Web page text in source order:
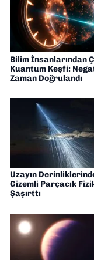
Bilim İnsanlarından
Kuantum Keşfi:
Zaman Doğrulandı
Uzayın
Gizemli Parçacık
Şaşırttı